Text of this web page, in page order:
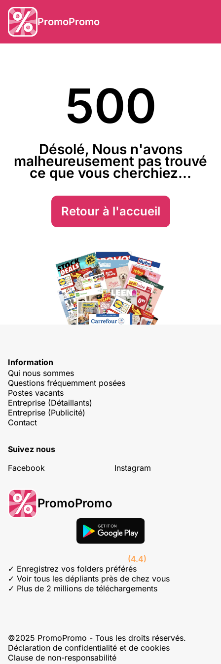
PromoPromo
500
Désolé, Nous n'avons
malheureusement pas trouvé
ce que vous cherchiez...
Retour à l'accueil
Information
Qui nous sommes
Questions fréquemment posées
Postes vacants
Entreprise (Détaillants)
Entreprise (Publicité)
Contact
Suivez nous
Facebook
Instagram
PromoPromo
(4.4)
✓ Enregistrez vos folders préférés
✓ Voir tous les dépliants près de chez vous
✓ Plus de 2 millions de téléchargements
©2025 PromoPromo - Tous les droits réservés.
Déclaration de confidentialité et de cookies
Clause de non-responsabilité